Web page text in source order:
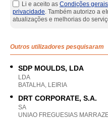
Li e aceito as Condições gerais
privacidade. Também autorizo a
atualizações e melhorias do
Outros utilizadores pesquisaram
SDP MOULDS, LDA
LDA
BATALHA, LEIRIA
DRT CORPORATE, S.A.
SA
UNIAO FREGUESIAS